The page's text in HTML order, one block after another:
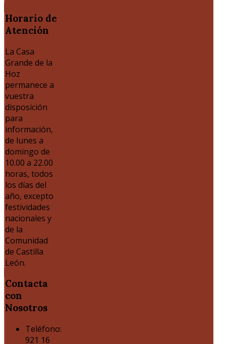
Horario de
Atención
La Casa
Grande de la
Hoz
permanece a
vuestra
disposición
para
información,
de lunes a
domingo de
10.00 a 22.00
horas, todos
los días del
año, excepto
festividades
nacionales y
de la
Comunidad
de Castilla
León.
Contacta
con
Nosotros
Teléfono:
921 16